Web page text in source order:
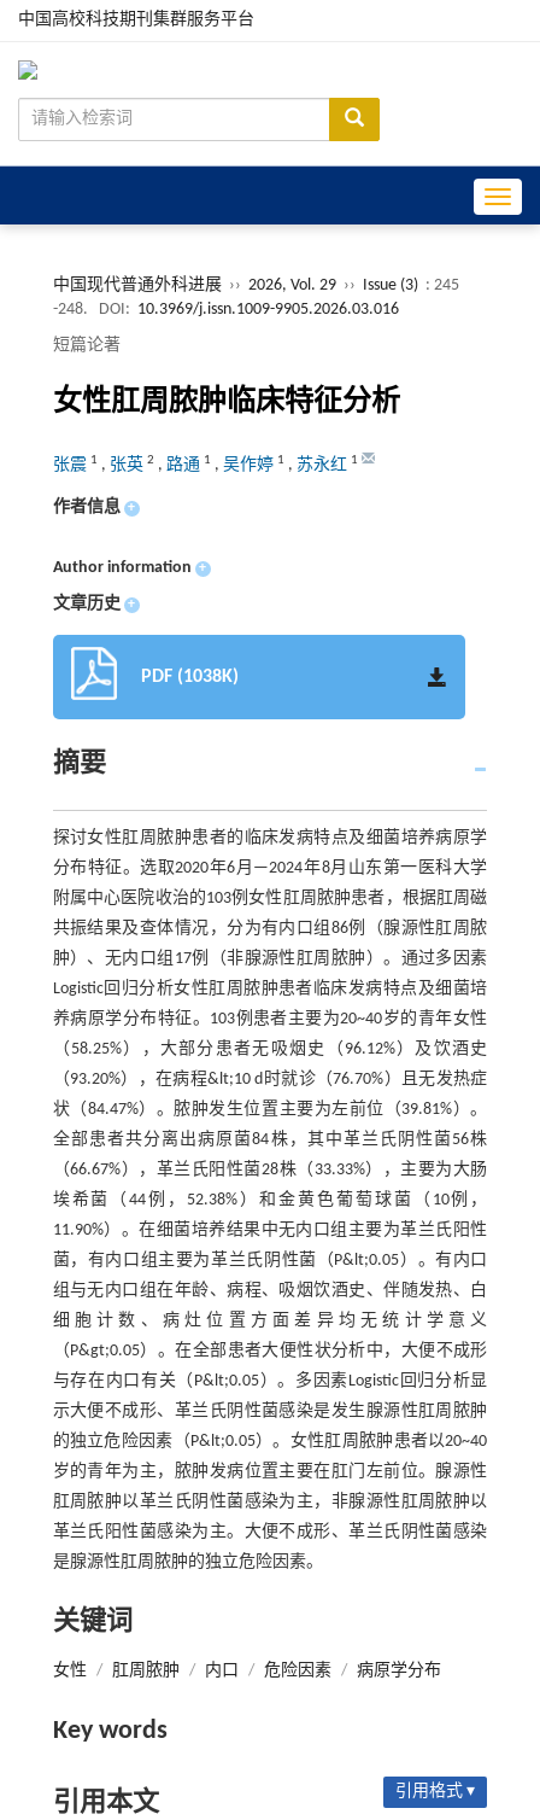
中国高校科技期刊集群服务平台
中国现代普通外科进展 ›› 2026, Vol. 29 ›› Issue (3) : 245
-248.
DOI: 10.3969/j.issn.1009-9905.2026.03.016
短篇论著
女性肛周脓肿临床特征分析
张震 1 , 张英 2 , 路通 1 , 吴作婷 1 , 苏永红 1
作者信息 +
Author information +
文章历史 +
PDF (1038K)
摘要
探讨女性肛周脓肿患者的临床发病特点及细菌培养病原学
分布特征。选取2020年6月—2024年8月山东第一医科大学
附属中心医院收治的103例女性肛周脓肿患者，根据肛周磁
共振结果及查体情况，分为有内口组86例（腺源性肛周脓
肿）、无内口组17例（非腺源性肛周脓肿）。通过多因素
Logistic回归分析女性肛周脓肿患者临床发病特点及细菌培
养病原学分布特征。103例患者主要为20~40岁的青年女性
（58.25%），大部分患者无吸烟史（96.12%）及饮酒史
（93.20%），在病程&lt;10 d时就诊（76.70%）且无发热症
状（84.47%）。脓肿发生位置主要为左前位（39.81%）。
全部患者共分离出病原菌84株，其中革兰氏阴性菌56株
（66.67%），革兰氏阳性菌28株（33.33%），主要为大肠
埃希菌（44例，52.38%）和金黄色葡萄球菌（10例，
11.90%）。在细菌培养结果中无内口组主要为革兰氏阳性
菌，有内口组主要为革兰氏阴性菌（P&lt;0.05）。有内口
组与无内口组在年龄、病程、吸烟饮酒史、伴随发热、白
细胞计数、病灶位置方面差异均无统计学意义
（P&gt;0.05）。在全部患者大便性状分析中，大便不成形
与存在内口有关（P&lt;0.05）。多因素Logistic回归分析显
示大便不成形、革兰氏阴性菌感染是发生腺源性肛周脓肿
的独立危险因素（P&lt;0.05）。女性肛周脓肿患者以20~40
岁的青年为主，脓肿发病位置主要在肛门左前位。腺源性
肛周脓肿以革兰氏阴性菌感染为主，非腺源性肛周脓肿以
革兰氏阳性菌感染为主。大便不成形、革兰氏阴性菌感染
是腺源性肛周脓肿的独立危险因素。
关键词
女性 / 肛周脓肿 / 内口 / 危险因素 / 病原学分布
Key words
引用本文 引用格式 ▾